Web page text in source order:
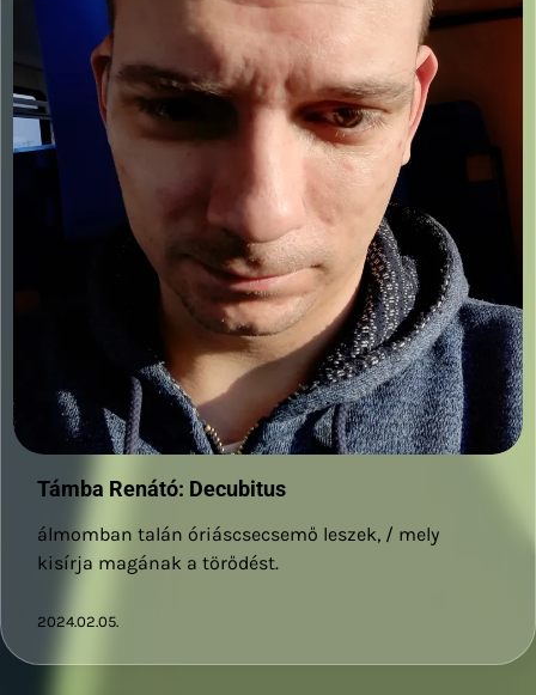
Támba Renátó: Decubitus
álmomban talán óriáscsecsemő leszek, / mely
kisírja magának a törődést.
2024.02.05.